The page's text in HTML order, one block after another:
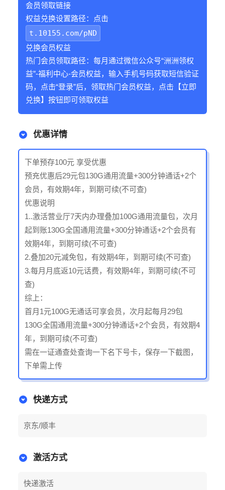
会员领取链接
权益兑换设置路径：点击
t.10155.com/pND
兑换会员权益
热门会员领取路径：每月通过微信公众号“洲洲领权
益”-福利中心-会员权益，输入手机号码获取短信验证
码，点击“登录”后，领取热门会员权益，点击【立即
兑换】按钮即可领取权益
优惠详情
下单预存100元 享受优惠
预充优惠后29元包130G通用流量+300分钟通话+2个
会员，有效期4年，到期可续(不可查)
优惠说明
1..激活营业厅7天内办理叠加100G通用流量包，次月
起到账130G全国通用流量+300分钟通话+2个会员有
效期4年，到期可续(不可查)
2.叠加20元减免包，有效期4年，到期可续(不可查)
3.每月月底返10元话费，有效期4年，到期可续(不可
查)
综上：
首月1元100G无通话可享会员，次月起每月29包
130G全国通用流量+300分钟通话+2个会员，有效期4
年，到期可续(不可查)
需在一证通查处查询一下名下号卡，保存一下截图，
下单需上传
快递方式
京东/顺丰
激活方式
快递激活